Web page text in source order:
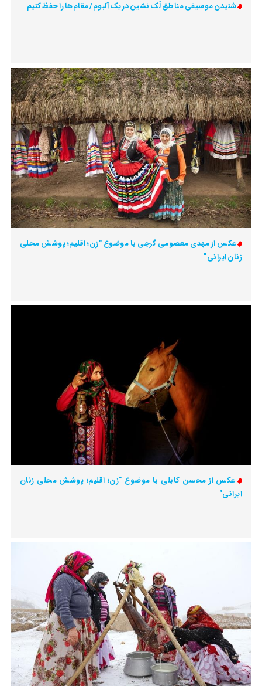
شنیدن موسیقی مناطق لَک نشین در یک آلبوم/ مقام‌ها را حفظ کنیم
عکس از مهدی معصومی گرجی با موضوع "زن؛ اقلیم؛ پوشش محلی
زنان ایرانی"
عکس از محسن کابلی با موضوع "زن؛ اقلیم؛ پوشش محلی زنان
ایرانی"